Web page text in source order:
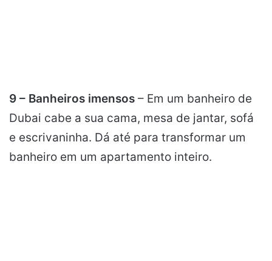
9 – Banheiros imensos – Em um banheiro de
Dubai cabe a sua cama, mesa de jantar, sofá
e escrivaninha. Dá até para transformar um
banheiro em um apartamento inteiro.